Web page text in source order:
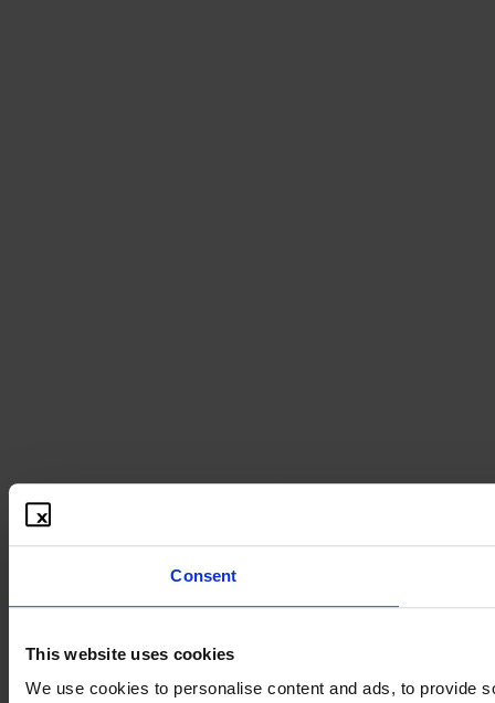
Consent
This website uses cookies
We use cookies to personalise content and ads, to provide